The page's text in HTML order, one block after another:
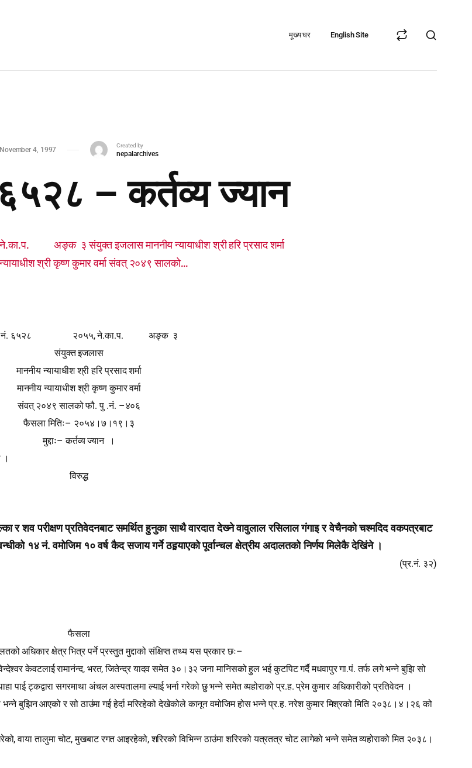
मूख्य घर English Site
November 4, 1997
Created by
nepalarchives
– कर्तव्य ज्यान
अङ्क ३ संयुक्त इजलास माननीय न्यायाधीश श्री हरि प्रसाद शर्मा
श्री कृष्ण कुमार वर्मा संवत् २०४९ सालको...
नं. ६५२८ २०५५,ने.का.प. अङ्क ३
संयुक्त इजलास
माननीय न्यायाधीश श्री हरि प्रसाद शर्मा
माननीय न्यायाधीश श्री कृष्ण कुमार वर्मा
संवत् २०४९ सालको फौ.पु .नं. –४०६
फैसला मितिः– २०५४।७।१९।३
मुद्दाः–कर्तव्य ज्यान
।
।
विरुद्ध
र शव परीक्षण प्रतिवेदनबाट समर्थित हुनुका साथै वारदात देख्‍ने वावुलाल रसिलाल गंगाइ र वेचैनको चश्‍मदिद वकपत्रबाट
१४ नं.वमोजिम १० वर्ष कैद सजाय गर्ने ठहर्‍याएको पूर्वान्चल क्षेत्रीय अदालतको निर्णय मिलेकै देखिंने ।
(प्र.नं. ३२)
फैसला
अधिकार क्षेत्र भित्र पर्ने प्रस्तुत मुद्दाको संक्षिप्‍त तथ्य यस प्रकार छः–
केवटलाई रामानंन्द, भरत,जितेन्द्र यादव समेत ३०।३२ जना मानिसको हुल भई कुटपिट गर्दै मधवापुर गा.पं.तर्फ लगे भन्ने बुझि सो
पाई ट्कद्वारा सगरमाथा अंचल अस्पतालमा ल्याई भर्ना गरेको छु भन्ने समेत व्यहोराको प्र.ह.प्रेम कुमार अधिकारीको प्रतिवेदन ।
भन्ने बुझिन आएको र सो ठाउंमा गई हेर्दा मरिरहेको देखेकोले कानून वमोजिम होस भन्ने प्र.ह.नरेश कुमार मिश्रको मिति २०३८।४।२६ को
,वाया तालुमा चोट,मुखबाट रगत आइरहेको,शरिरको विभिन्न ठाउंमा शरिरको यत्रतत्र चोट लागेको भन्ने समेत व्यहोराको मित २०३८।